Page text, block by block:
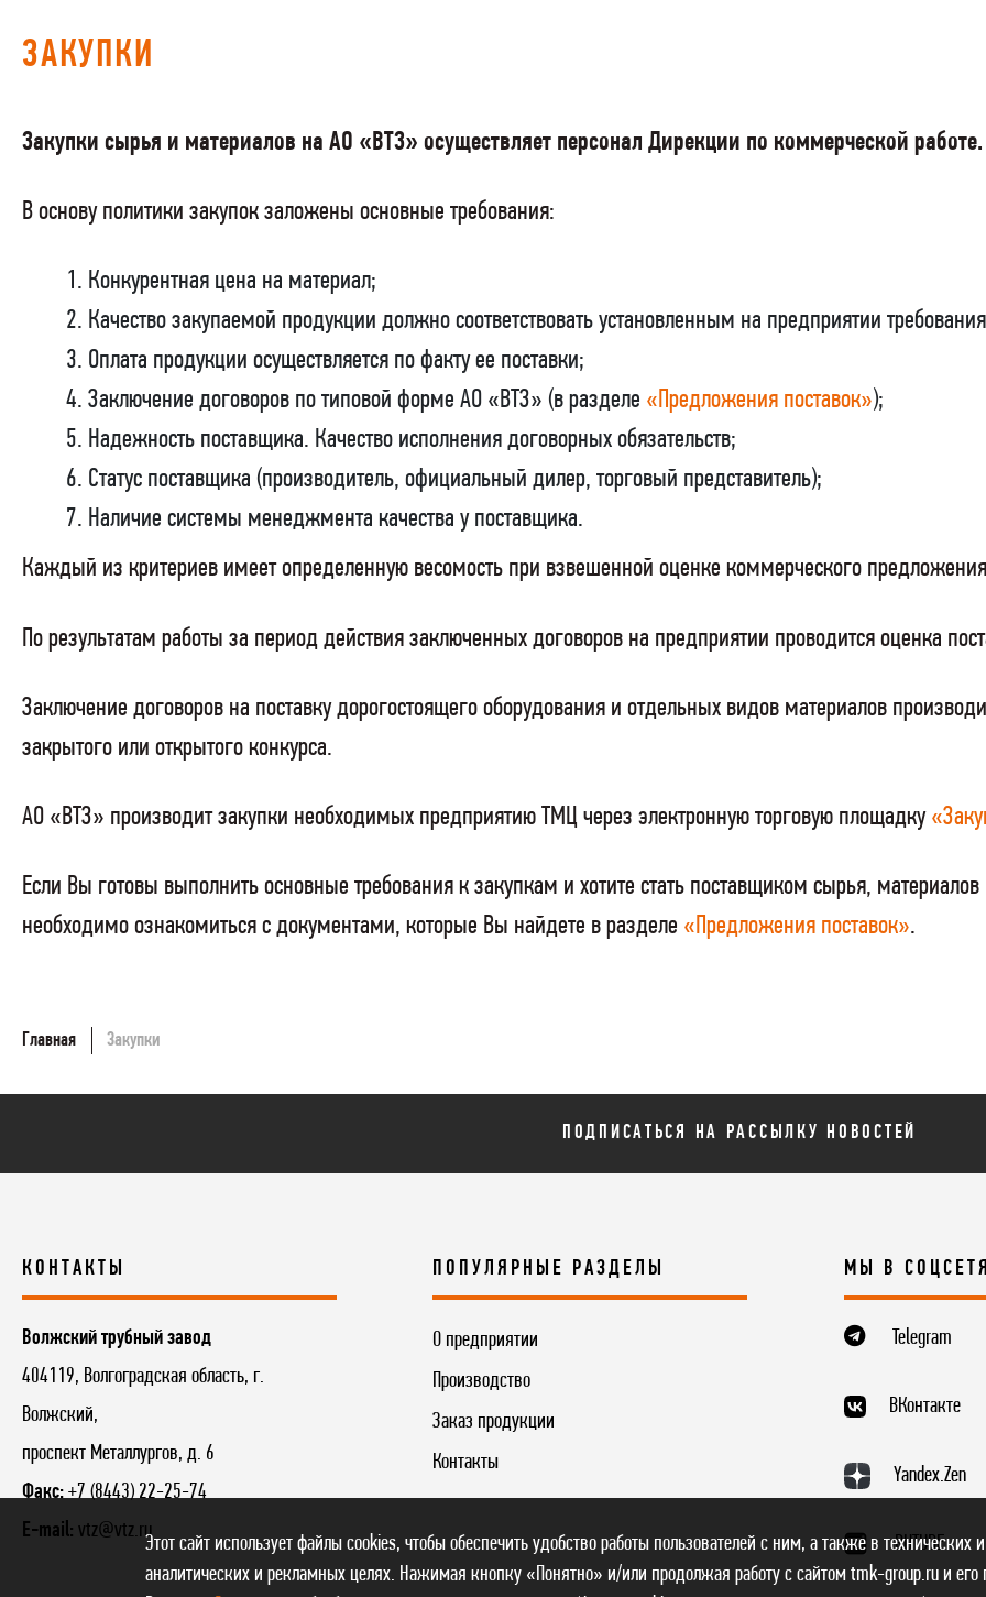
ЗАКУПКИ
Закупки сырья и материалов на АО «ВТЗ» осуществляет персонал Дирекции по коммерческой работе.
В основу политики закупок заложены основные требования:
Конкурентная цена на материал;
Качество закупаемой продукции должно соответствовать установленным на предприятии
Оплата продукции осуществляется по факту ее поставки;
Заключение договоров по типовой форме АО «ВТЗ» (в разделе «Предложения поставок»);
Надежность поставщика. Качество исполнения договорных обязательств;
Статус поставщика (производитель, официальный дилер, торговый представитель);
Наличие системы менеджмента качества у поставщика.
Каждый из критериев имеет определенную весомость при взвешенной оценке коммерческого
По результатам работы за период действия заключенных договоров на предприятии проводится оценка
Заключение договоров на поставку дорогостоящего оборудования и отдельных видов материалов
закрытого или открытого конкурса.
АО «ВТЗ» производит закупки необходимых предприятию ТМЦ через электронную торговую площадку
Если Вы готовы выполнить основные требования к закупкам и хотите стать поставщиком сырья,
необходимо ознакомиться с документами, которые Вы найдете в разделе «Предложения поставок».
Главная Закупки
ПОДПИСАТЬСЯ НА РАССЫЛКУ НОВОСТЕЙ
КОНТАКТЫ
Волжский трубный завод
404119, Волгоградская область, г.
Волжский,
проспект Металлургов, д. 6
Факс:+7 (8443) 22-25-74
E-mail: vtz@vtz.ru
ПОПУЛЯРНЫЕ РАЗДЕЛЫ
О предприятии
Производство
Заказ продукции
Контакты
МЫ В
Telegram
ВКонтакте
Yandex.Zen
RUTUBE
Этот сайт использует файлы cookies, чтобы обеспечить удобство работы пользователей с ним, а также в технических и
аналитических и рекламных целях. Нажимая кнопку «Понятно» и/или продолжая работу с сайтом tmk-group.ru и